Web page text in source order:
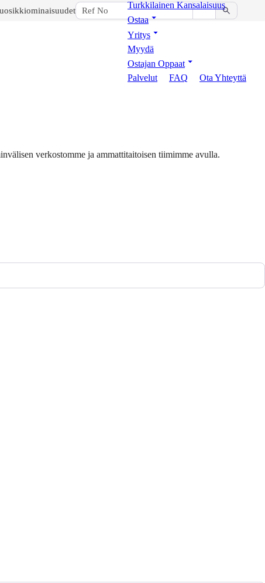
Turkkilainen Kansalaisuus
Ostaa
Yritys
Myydä
Ostajan Oppaat
Palvelut
FAQ Ota Yhteyttä
verkostomme ja ammattitaitoisen tiimimme avulla.